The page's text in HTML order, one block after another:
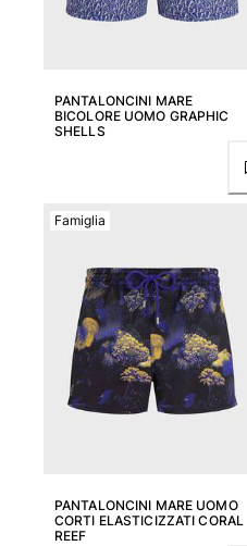
PANTALONCINI MARE
BICOLORE UOMO GRAPHIC
SHELLS
PANTALONCINI MARE UOMO
CORTI ELASTICIZZATI CORAL
REEF
Famiglia